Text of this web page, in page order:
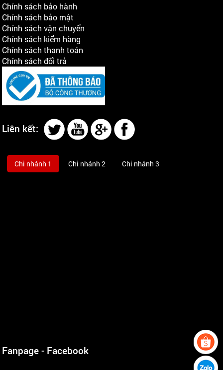
Chính sách bảo hành
Chính sách bảo mật
Chính sách vận chuyển
Chính sách kiểm hàng
Chính sách thanh toán
Chính sách đổi trả
Liên kết:
Chi nhánh 1 Chi nhánh 2 Chi nhánh 3
Fanpage - Facebook